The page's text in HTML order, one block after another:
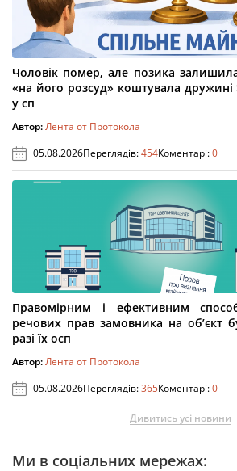
Чоловік помер, але позика
«на його розсуд» коштувала
у сп
Автор:Лента от Протокола
05.08.2026Переглядів:454Коментарі:0
Правомірним і ефективним
речових прав замовника на об’єкт
разі їх осп
Автор:Лента от Протокола
05.08.2026Переглядів:365Коментарі:0
Дивитись усі новини
Ми в соціальних мережах: